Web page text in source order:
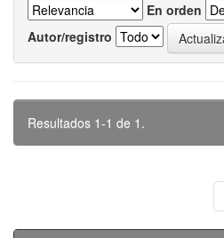
En orden
Autor/registro
Resultados 1-1 de 1.